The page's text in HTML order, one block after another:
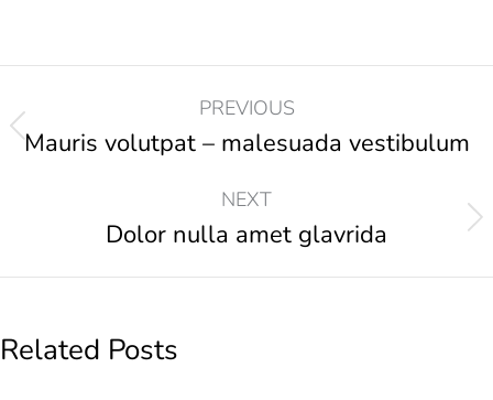
PREVIOUS
Mauris volutpat – malesuada vestibulum
NEXT
Dolor nulla amet glavrida
Related Posts